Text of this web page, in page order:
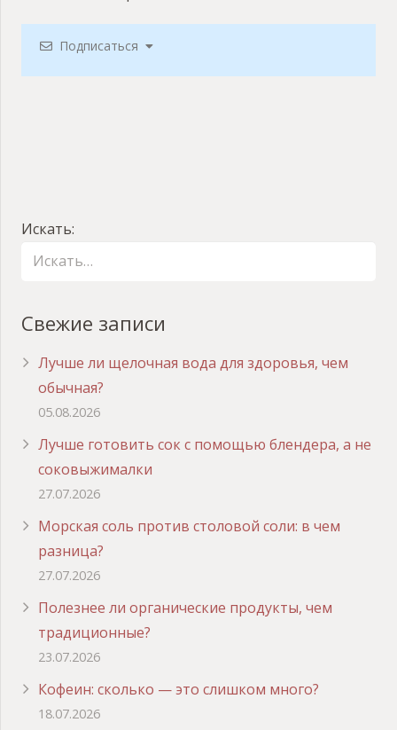
Подписаться
Искать:
Свежие записи
Лучше ли щелочная вода для здоровья, чем
обычная?
05.08.2026
Лучше готовить сок с помощью блендера, а не
соковыжималки
27.07.2026
Морская соль против столовой соли: в чем
разница?
27.07.2026
Полезнее ли органические продукты, чем
традиционные?
23.07.2026
Кофеин: сколько — это слишком много?
18.07.2026